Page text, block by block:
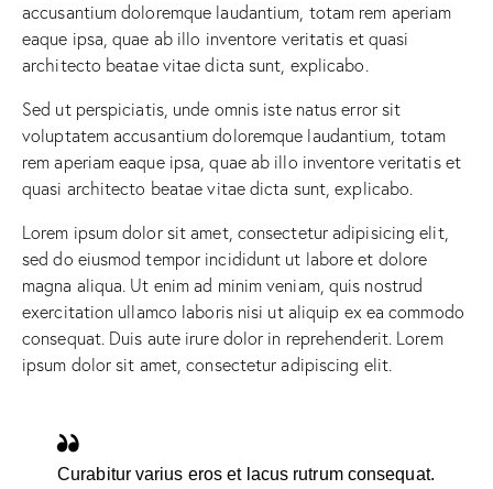
accusantium doloremque laudantium, totam rem aperiam
eaque ipsa, quae ab illo inventore veritatis et quasi
architecto beatae vitae dicta sunt, explicabo.
Sed ut perspiciatis, unde omnis iste natus error sit
voluptatem accusantium doloremque laudantium, totam
rem aperiam eaque ipsa, quae ab illo inventore veritatis et
quasi architecto beatae vitae dicta sunt, explicabo.
Lorem ipsum dolor sit amet, consectetur adipisicing elit,
sed do eiusmod tempor incididunt ut labore et dolore
magna aliqua. Ut enim ad minim veniam, quis nostrud
exercitation ullamco laboris nisi ut aliquip ex ea commodo
consequat. Duis aute irure dolor in reprehenderit. Lorem
ipsum dolor sit amet, consectetur adipiscing elit.
Curabitur varius eros et lacus rutrum consequat.